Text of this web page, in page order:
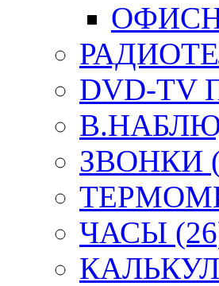
DVD-TV
ЗВОНКИ
ЧАСЫ